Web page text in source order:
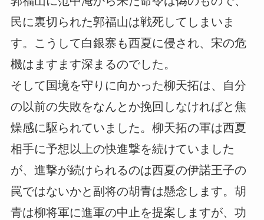
民に裏切られた郭福山は戦死してしまいま
す。こうして白銀寨も西夏に侵され、宋の危
機はますます深まるのでした。
そして国境を守りに向かった柳天拓は、自分
の以前の失敗をなんとか挽回しなければと焦
燥感に駆られていました。柳天拓の軍は西夏
相手に予想以上の快進撃を続けていました
が、進撃が続けられるのは西夏の伊諾王子の
罠ではないかと副将の胡青は懸念します。胡
青は柳将軍に進軍の中止を提案しますが、功